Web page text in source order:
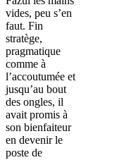
vides, peu s’en
faut. Fin
stratège,
pragmatique
comme à
l’accoutumée et
jusqu’au bout
des ongles, il
avait promis à
son bienfaiteur
en devenir le
poste de